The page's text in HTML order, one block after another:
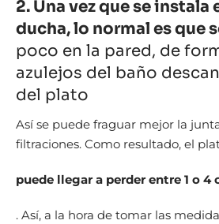
2. Una vez que se instala
ducha, lo normal es que
poco en la pared, de
azulejos del baño
del plato
Así se puede fraguar mejor la
filtraciones. Como resultado, el
puede llegar a perder entre 1 o 4
. Así, a la hora de tomar las